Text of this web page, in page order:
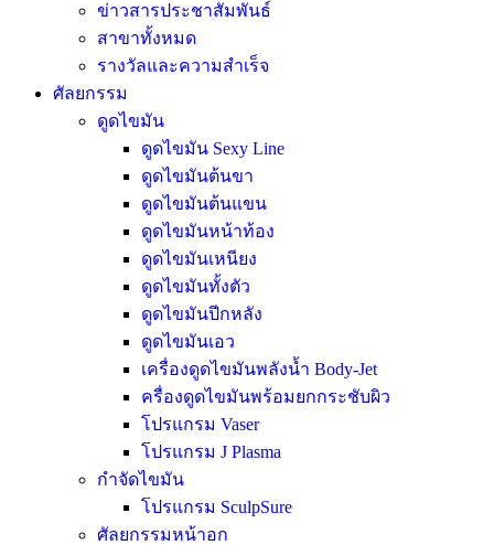
ข่าวสารประชาสัมพันธ์
สาขาทั้งหมด
รางวัลและความสำเร็จ
ศัลยกรรม
ดูดไขมัน
ดูดไขมัน Sexy Line
ดูดไขมันต้นขา
ดูดไขมันต้นแขน
ดูดไขมันหน้าท้อง
ดูดไขมันเหนียง
ดูดไขมันทั้งตัว
ดูดไขมันปีกหลัง
ดูดไขมันเอว
เครื่องดูดไขมันพลังน้ำ Body-Jet
ครื่องดูดไขมันพร้อมยกกระชับผิว
โปรแกรม Vaser
โปรแกรม J Plasma
กำจัดไขมัน
โปรแกรม SculpSure
ศัลยกรรมหน้าอก